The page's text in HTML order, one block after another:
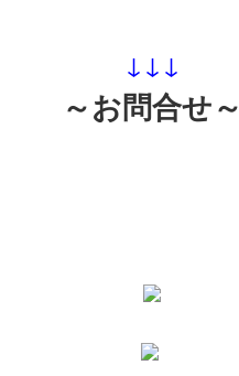
↓↓↓
～お問合せ～